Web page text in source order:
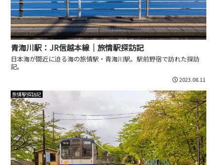
青海川駅：JR信越本線｜旅情駅探訪記
日本海が間近に迫る海の旅情駅・青海川駅。駅前野宿で訪れた探訪
記。
2023.08.11
旅情駅探訪記